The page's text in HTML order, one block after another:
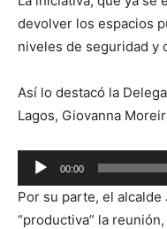
devolver los espacios
niveles de seguridad y
Así lo destacó la
Lagos, Giovanna
Reproductor
de
audio
00:00
Por su parte, el
“productiva” la